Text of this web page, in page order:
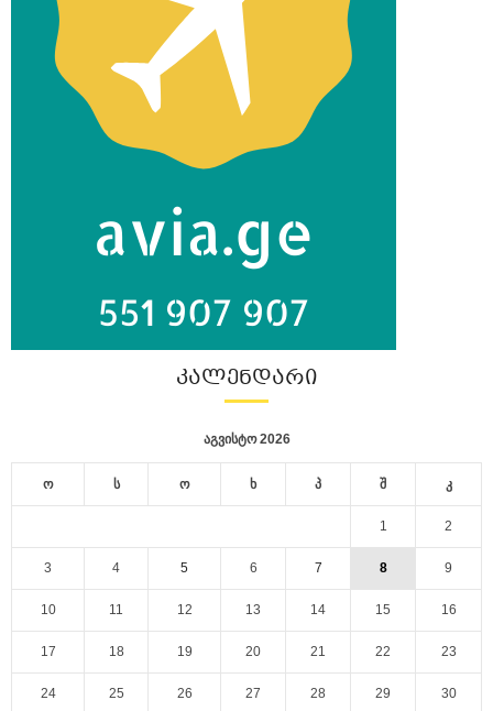
ᲙᲐᲚᲔᲜᲓᲐᲠᲘ
აგვისტო 2026
ო ს ო ხ პ შ კ
1 2
3 4 5 6 7 8 9
10 11 12 13 14 15 16
17 18 19 20 21 22 23
24 25 26 27 28 29 30